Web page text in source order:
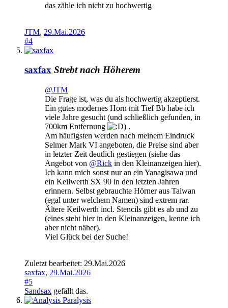
das zähle ich nicht zu hochwertig
JTM, 29.Mai.2026
#4
saxfax Strebt nach Höherem
@JTM
Die Frage ist, was du als hochwertig akzeptierst.
Ein gutes modernes Horn mit Tief Bb habe ich
viele Jahre gesucht (und schließlich gefunden, in
700km Entfernung
) .
Am häufigsten werden nach meinem Eindruck
Selmer Mark VI angeboten, die Preise sind aber
in letzter Zeit deutlich gestiegen (siehe das
Angebot von @Rick in den Kleinanzeigen hier).
Ich kann mich sonst nur an ein Yanagisawa und
ein Keilwerth SX 90 in den letzten Jahren
erinnern. Selbst gebrauchte Hörner aus Taiwan
(egal unter welchem Namen) sind extrem rar.
Ältere Keilwerth incl. Stencils gibt es ab und zu
(eines steht hier in den Kleinanzeigen, kenne ich
aber nicht näher).
Viel Glück bei der Suche!
Zuletzt bearbeitet: 29.Mai.2026
saxfax, 29.Mai.2026
#5
Sandsax gefällt das.